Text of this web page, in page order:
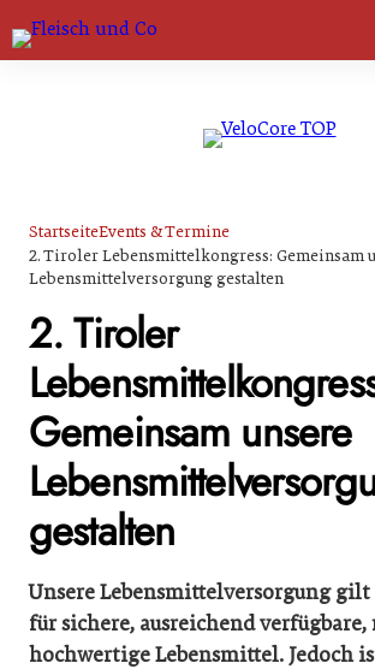
Marktführer
StartseiteEvents & Termine
2. Tiroler Lebensmittelkongress: Gemeinsam
Lebensmittelversorgung gestalten
2. Tiroler
Gemeinsam unsere
gestalten
Unsere Lebensmittelversorgung gilt
für sichere, ausreichend
hochwertige Lebensmittel. Jedoch